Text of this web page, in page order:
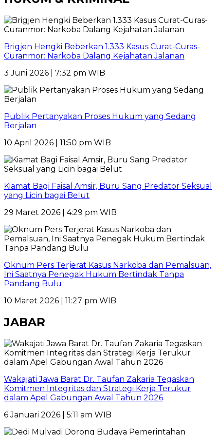
Brigjen Hengki Beberkan 1.333 Kasus Curat-Curas-
Curanmor: Narkoba Dalang Kejahatan Jalanan
3 Juni 2026 | 7:32 pm WIB
Publik Pertanyakan Proses Hukum yang Sedang
Berjalan
10 April 2026 | 11:50 pm WIB
Kiamat Bagi Faisal Amsir, Buru Sang Predator Seksual
yang Licin bagai Belut
29 Maret 2026 | 4:29 pm WIB
Oknum Pers Terjerat Kasus Narkoba dan Pemalsuan,
Ini Saatnya Penegak Hukum Bertindak Tanpa
Pandang Bulu
10 Maret 2026 | 11:27 pm WIB
JABAR
Wakajati Jawa Barat Dr. Taufan Zakaria Tegaskan
Komitmen Integritas dan Strategi Kerja Terukur
dalam Apel Gabungan Awal Tahun 2026
6 Januari 2026 | 5:11 am WIB